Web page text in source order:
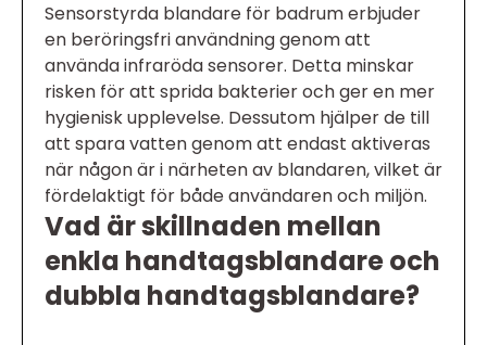
Sensorstyrda blandare för badrum erbjuder
en beröringsfri användning genom att
använda infraröda sensorer. Detta minskar
risken för att sprida bakterier och ger en mer
hygienisk upplevelse. Dessutom hjälper de till
att spara vatten genom att endast aktiveras
när någon är i närheten av blandaren, vilket är
fördelaktigt för både användaren och miljön.
Vad är skillnaden mellan
enkla handtagsblandare och
dubbla handtagsblandare?